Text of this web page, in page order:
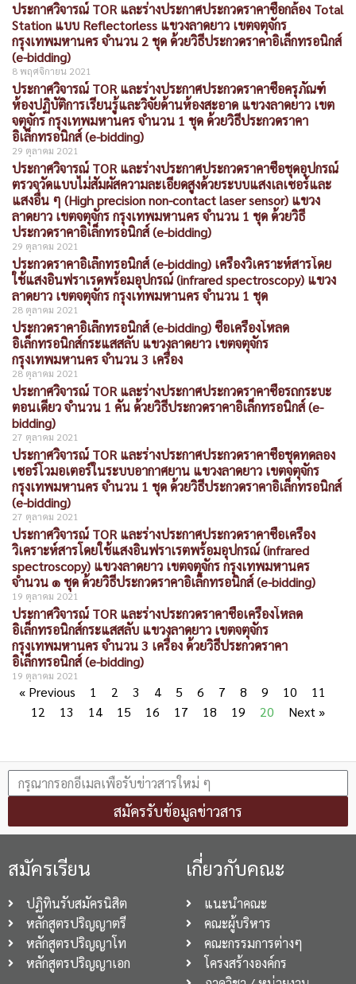
ประกาศวิจารณ์ TOR และร่างประกาศประกวดราคาซื้อกล้อง Total
Station แบบ Reflectorless แขวงลาดยาว เขตจตุจักร
กรุงเทพมหานคร จำนวน 2 ชุด ด้วยวิธีประกวดราคาอิเล็กทรอนิกส์
(e-bidding)
8 พฤศจิกายน 2021
ประกาศวิจารณ์ TOR และร่างประกาศประกวดราคาซื้อครุภัณฑ์
ห้องปฏิบัติการเรียนรู้และวิจัยด้านห้องสะอาด แขวงลาดยาว เขต
จตุจักร กรุงเทพมหานคร จำนวน 1 ชุด ด้วยวิธีประกวดราคา
อิเล็กทรอนิกส์ (e-bidding)
29 ตุลาคม 2021
ประกาศวิจารณ์ TOR และร่างประกาศประกวดราคาซื้อชุดอุปกรณ์
ตรวจวัดแบบไม่สัมผัสความละเอียดสูงด้วยระบบแสงเลเซอร์และ
แสงอื่น ๆ (High precision non-contact laser sensor) แขวง
ลาดยาว เขตจตุจักร กรุงเทพมหานคร จำนวน 1 ชุด ด้วยวิธี
ประกวดราคาอิเล็กทรอนิกส์ (e-bidding)
29 ตุลาคม 2021
ประกวดราคาอิเล็กทรอนิกส์ (e-bidding) เครื่องวิเคราะห์สารโดย
ใช้แสงอินฟราเรดพร้อมอุปกรณ์ (infrared spectroscopy) แขวง
ลาดยาว เขตจตุจักร กรุงเทพมหานคร จำนวน 1 ชุด
28 ตุลาคม 2021
ประกวดราคาอิเล็กทรอนิกส์ (e-bidding) ซื้อเครื่องโหลด
อิเล็กทรอนิกส์กระแสสลับ แขวงลาดยาว เขตจตุจักร
กรุงเทพมหานคร จำนวน 3 เครื่อง
28 ตุลาคม 2021
ประกาศวิจารณ์ TOR และร่างประกาศประกวดราคาซื้อรถกระบะ
ตอนเดียว จำนวน 1 คัน ด้วยวิธีประกวดราคาอิเล็กทรอนิกส์ (e-
bidding)
27 ตุลาคม 2021
ประกาศวิจารณ์ TOR และร่างประกาศประกวดราคาซื้อชุดทดลอง
เซอร์โวมอเตอร์ในระบบอากาศยาน แขวงลาดยาว เขตจตุจักร
กรุงเทพมหานคร จำนวน 1 ชุด ด้วยวิธีประกวดราคาอิเล็กทรอนิกส์
(e-bidding)
27 ตุลาคม 2021
ประกาศวิจารณ์ TOR และร่างประกาศประกวดราคาซื้อเครื่อง
วิเคราะห์สารโดยใช้แสงอินฟราเรตพร้อมอุปกรณ์ (infrared
spectroscopy) แขวงลาดยาว เขตจตุจักร กรุงเทพมหานคร
จำนวน ๑ ชุด ด้วยวิธีประกวดราคาอิเล็กทรอนิกส์ (e-bidding)
19 ตุลาคม 2021
ประกาศวิจารณ์ TOR และร่างประกวดราคาซื้อเครื่องโหลด
อิเล็กทรอนิกส์กระแสสลับ แขวงลาดยาว เขตจตุจักร
กรุงเทพมหานคร จำนวน 3 เครื่อง ด้วยวิธีประกวดราคา
อิเล็กทรอนิกส์ (e-bidding)
19 ตุลาคม 2021
« Previous 1 2 3 4 5 6 7 8 9 10
11
12
13 14 15 16 17 18 19 20 Next »
สมัครรับข้อมูลข่าวสาร
สมัครเรียน
ปฏิทินรับสมัครนิสิต
หลักสูตรปริญญาตรี
หลักสูตรปริญญาโท
หลักสูตรปริญญาเอก
เกี่ยวกับคณะ
แนะนำคณะ
คณะผู้บริหาร
คณะกรรมการต่างๆ
โครงสร้างองค์กร